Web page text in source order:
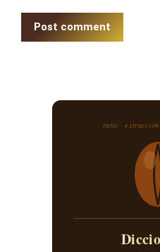
Post comment
ratio ·